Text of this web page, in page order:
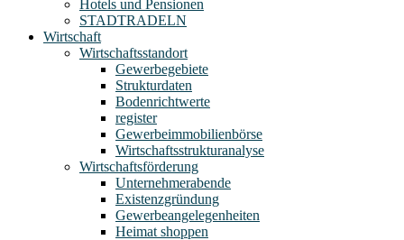
Hotels und Pensionen
STADTRADELN
Wirtschaft
Wirtschaftsstandort
Gewerbegebiete
Strukturdaten
Bodenrichtwerte
register
Gewerbeimmobilienbörse
Wirtschaftsstrukturanalyse
Wirtschaftsförderung
Unternehmerabende
Existenzgründung
Gewerbeangelegenheiten
Heimat shoppen